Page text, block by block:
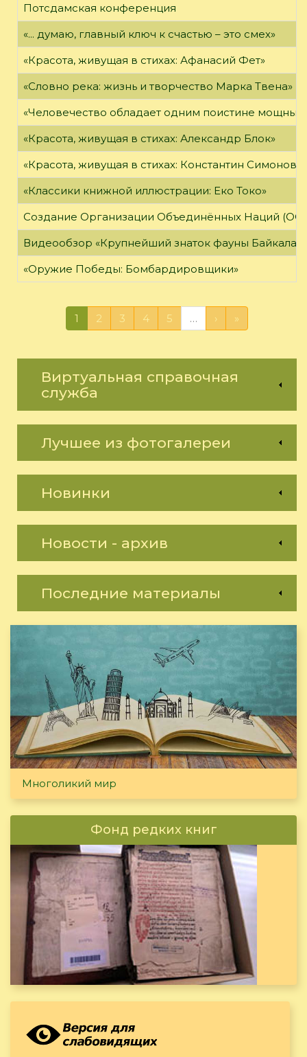
Потсдамская конференция
«... думаю, главный ключ к счастью – это смех»
«Красота, живущая в стихах: Афанасий Фет»
«Словно река: жизнь и творчество Марка Твена»
«Человечество обладает одним поистине
«Красота, живущая в стихах: Александр Блок»
«Красота, живущая в стихах: Константин Симонов»
«Классики книжной иллюстрации: Еко Токо»
Создание Организации Объединённых Наций
Видеообзор «Крупнейший знаток фауны Байкала»
«Оружие Победы: Бомбардировщики»
1 2 3 4 5 … › »
Виртуальная справочная
служба
Лучшее из фотогалереи
Новинки
Новости - архив
Последние материалы
Многоликий мир
Фонд редких книг